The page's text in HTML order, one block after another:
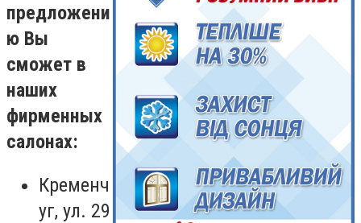
предложени
ю Вы
сможет в
наших
фирменных
салонах:
Кременч
уг, ул. 29